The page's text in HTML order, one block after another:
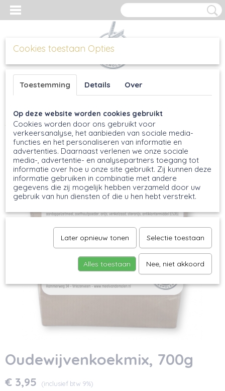
Inloggen Registreren
Home >Bakmixen>Oudewijvenkoekmix, 700g
Oudewijvenkoekmix, 700g
€ 3,95 (inclusief btw 9%)
Cookies toestaan Opties
Toestemming Details Over
Op deze website worden cookies gebruikt
Cookies worden door ons gebruikt voor
verkeersanalyse, het aanbieden van sociale media-
functies en het personaliseren van informatie en
advertenties. Daarnaast verlenen we onze sociale
media-, advertentie- en analysepartners toegang tot
informatie over hoe u onze site gebruikt. Zij kunnen deze
informatie gebruiken in combinatie met andere
gegevens die zij mogelijk hebben verzameld door uw
gebruik van hun diensten of die u hen hebt verstrekt.
Later opnieuw tonen Selectie toestaan
Alles toestaan Nee, niet akkoord